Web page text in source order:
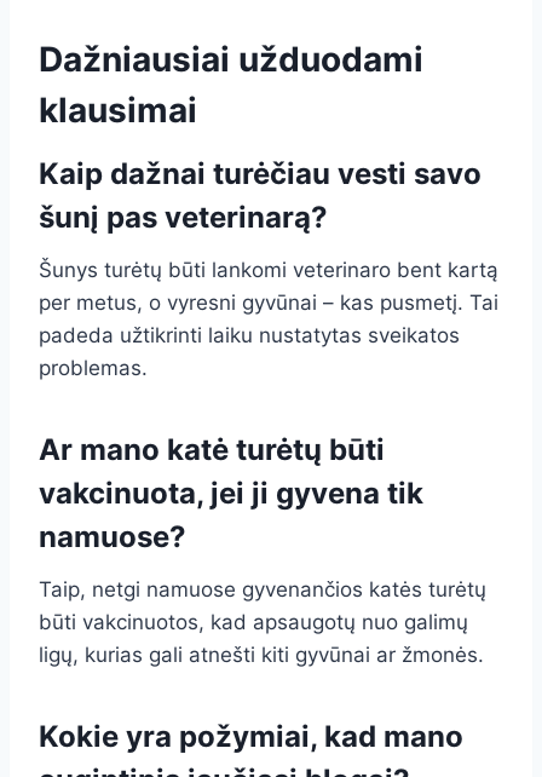
Dažniausiai užduodami
klausimai
Kaip dažnai turėčiau vesti savo
šunį pas veterinarą?
Šunys turėtų būti lankomi veterinaro bent kartą
per metus, o vyresni gyvūnai – kas pusmetį. Tai
padeda užtikrinti laiku nustatytas sveikatos
problemas.
Ar mano katė turėtų būti
vakcinuota, jei ji gyvena tik
namuose?
Taip, netgi namuose gyvenančios katės turėtų
būti vakcinuotos, kad apsaugotų nuo galimų
ligų, kurias gali atnešti kiti gyvūnai ar žmonės.
Kokie yra požymiai, kad mano